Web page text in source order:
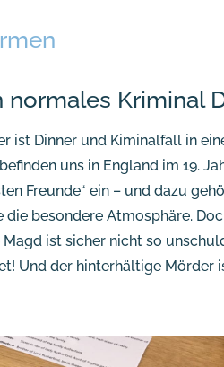
Kriminal
ist Dinner und Kiminalfall in
uns in England im 19.
Freunde“ ein – und dazu
besondere Atmosphäre.
ist sicher nicht so
Und der hinterhältige Mörder